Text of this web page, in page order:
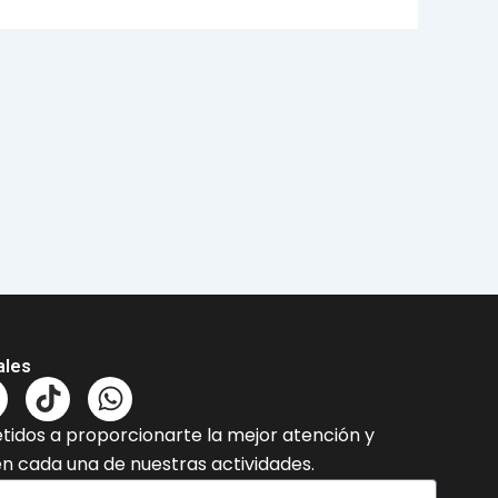
T
i
k
t
W
h
a
t
a proporcionarte la mejor atención y
cada una de nuestras actividades.